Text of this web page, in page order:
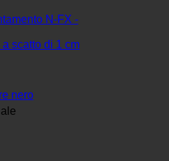
N-FX -
scatto di 1 cm
nero